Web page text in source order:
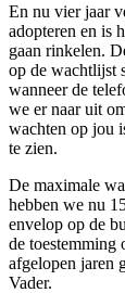
En nu vier jaar
adopteren en is
gaan rinkelen.
op de wachtlijst
wanneer de
we er naar uit
wachten op jou
te zien.
De maximale
hebben we nu
envelop op de
de toestemming
afgelopen jaren
Vader.